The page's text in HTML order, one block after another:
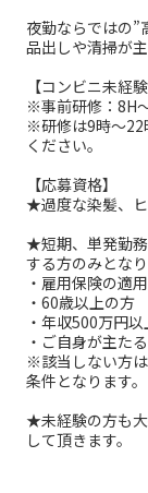
夜勤ならではの”
品出しや清掃が
【コンビニ未経
※事前研修：8H
※研修は9時～22
ください。
【応募資格】
★過度な染髪、ヒ
★短期、単発勤
する方のみとな
・雇用保険の適
・60歳以上の方
・年収500万円
・ご自身が主た
※該当しない方
条件となります。
★未経験の方も
して頂きます。